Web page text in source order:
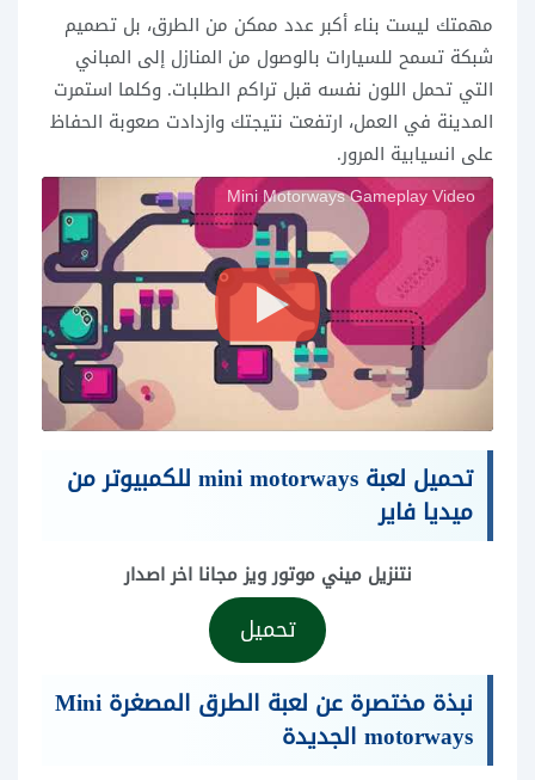
مهمتك ليست بناء أكبر عدد ممكن من الطرق، بل تصميم
شبكة تسمح للسيارات بالوصول من المنازل إلى المباني
التي تحمل اللون نفسه قبل تراكم الطلبات. وكلما استمرت
المدينة في العمل، ارتفعت نتيجتك وازدادت صعوبة الحفاظ
على انسيابية المرور.
Mini Motorways Gameplay Video
تحميل لعبة mini motorways للكمبيوتر من
ميديا فاير
نتنزيل ميني موتور ويز مجانا اخر اصدار
تحميل
نبذة مختصرة عن لعبة الطرق المصغرة Mini
motorways الجديدة